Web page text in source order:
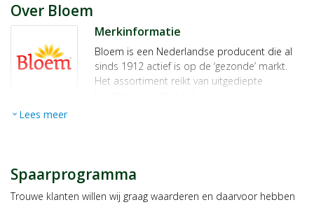
Over Bloem
Merkinformatie
Bloem is een Nederlandse producent die al
sinds 1912 actief is op de ‘gezonde’ markt.
Het assortiment reikt van uitgediepte
Bloem is de
Naast de natuurproducten is ook de Bloem
expand_more Lees meer
Spaarprogramma
Trouwe klanten willen wij graag waarderen en daarvoor hebben